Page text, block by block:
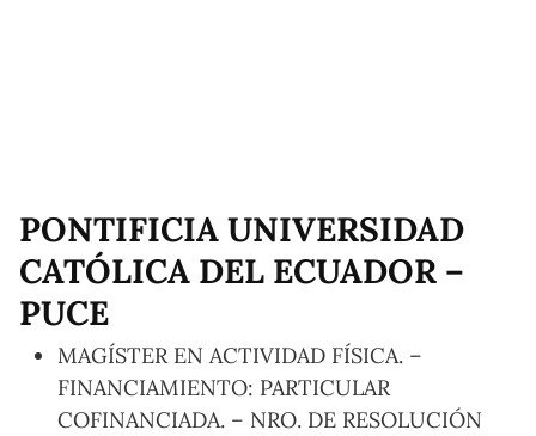
PONTIFICIA UNIVERSIDAD
CATÓLICA DEL ECUADOR –
PUCE
MAGÍSTER EN ACTIVIDAD FÍSICA. –
FINANCIAMIENTO: PARTICULAR
COFINANCIADA. – NRO. DE RESOLUCIÓN